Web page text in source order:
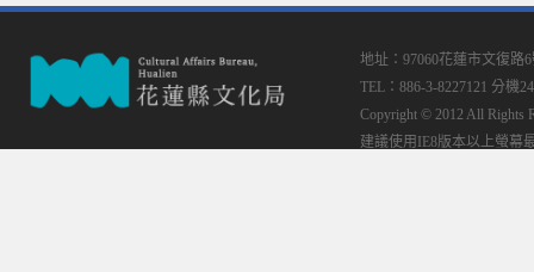
地址：97060花蓮市文復路
TEL：886-3-8227121 分機
Copyright © 2012 All Rights
建議使用IE8版本以上螢幕